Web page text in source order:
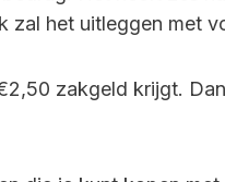
zal het uitleggen met
zakgeld krijgt.